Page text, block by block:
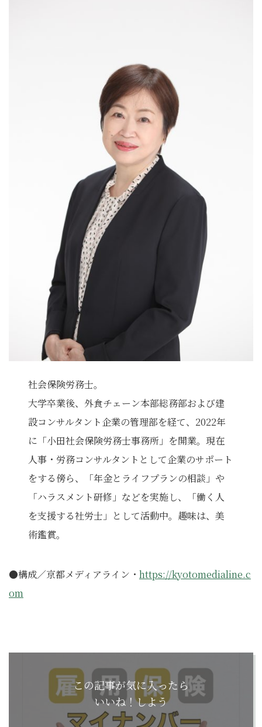
社会保険労務士。
大学卒業後、外食チェーン本部総務部および建
設コンサルタント企業の管理部を経て、2022年
に「小田社会保険労務士事務所」を開業。現在
人事・労務コンサルタントとして企業のサポート
をする傍ら、「年金とライフプランの相談」や
「ハラスメント研修」などを実施し、「働く人
を支援する社労士」として活動中。趣味は、美
術鑑賞。
●構成／京都メディアライン・ https://kyotomedialine.c
om
この記事が気に入ったら
いいね！しよう